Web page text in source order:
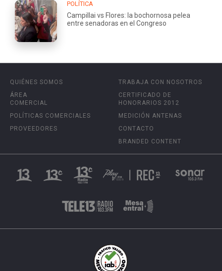
POLÍTICA
Campillai vs Flores: la bochornosa pelea
entre senadoras en el Congreso
QUIÉNES SOMOS
ÁREA
COMERCIAL
POLÍTICAS COMERCIALES
PROVEEDORES
TRABAJA CON NOSOTROS
CERTIFICADO DE
HONORARIOS 2012
MEDICIÓN ANTENAS
CONTACTO
BRANDED CONTENT